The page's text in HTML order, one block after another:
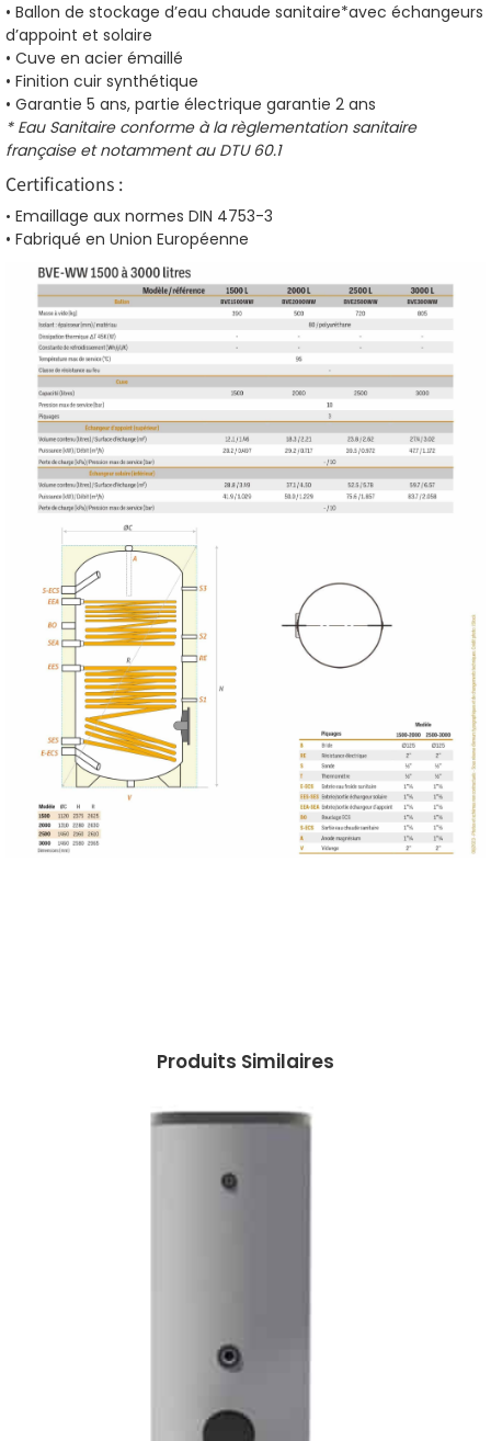
• Ballon de stockage d’eau chaude sanitaire*avec échangeurs
d’appoint et solaire
• Cuve en acier émaillé
• Finition cuir synthétique
• Garantie 5 ans, partie électrique garantie 2 ans
* Eau Sanitaire conforme à la règlementation sanitaire
française et notamment au DTU 60.1
Certifications :
• Emaillage aux normes DIN 4753-3
• Fabriqué en Union Européenne
Produits Similaires